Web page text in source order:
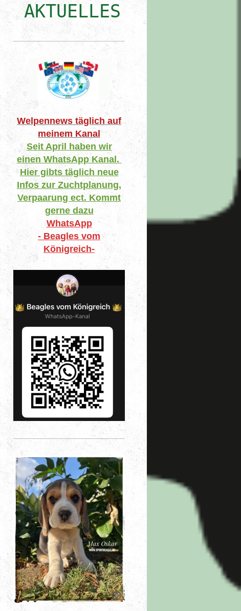
AKTUELLES
Welpennews täglich auf
meinem Kanal
Seit April haben wir
einen WhatsApp Kanal.
Hier gibts täglich neue
Infos zur Zuchtplanung,
Verpaarung ect. Kommt
gerne dazu
WhatsApp
- Beagles vom
Königreich-